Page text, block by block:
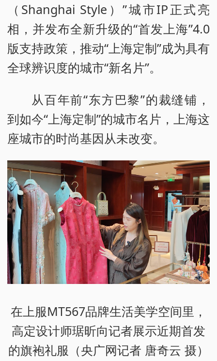
（Shanghai Style）”城市IP正式亮
相，并发布全新升级的“首发上海”4.0
版支持政策，推动“上海定制”成为具有
全球辨识度的城市“新名片”。
从百年前“东方巴黎”的裁缝铺，
到如今“上海定制”的城市名片，上海这
座城市的时尚基因从未改变。
在上服MT567品牌生活美学空间里，
高定设计师琚昕向记者展示近期首发
的旗袍礼服（央广网记者 唐奇云 摄）